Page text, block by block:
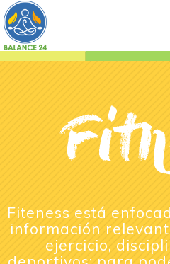
Fiteness está
información
ejercicio,